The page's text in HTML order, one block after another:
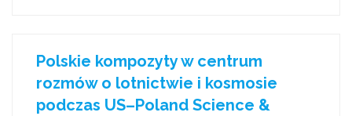
Polskie kompozyty w centrum
rozmów o lotnictwie i kosmosie
podczas US–Poland Science &